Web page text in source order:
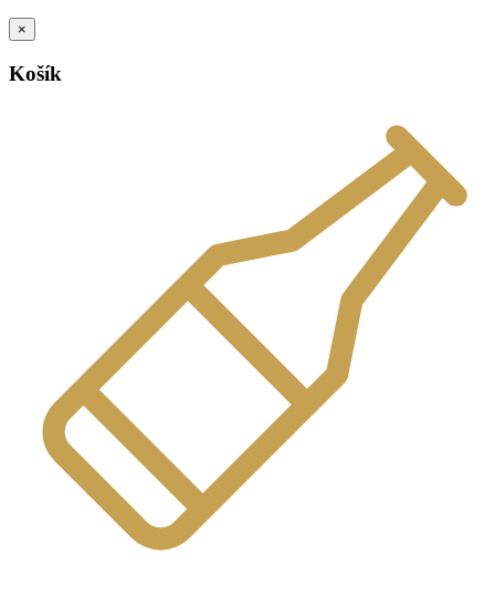
×
Košík